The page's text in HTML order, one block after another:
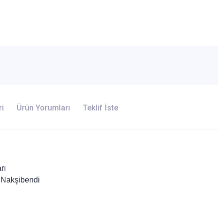
Ürün Yorumları Teklif İste